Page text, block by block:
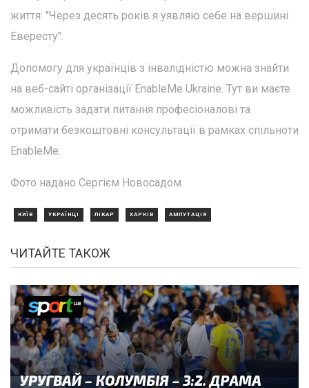
життя: "Через десять років я уявляю себе на вершині
Евересту".
Допомогу для українців з інвалідністю можна знайти
на веб-сайті організації EnableMe Ukraine. Тут ви маєте
можливість задати питання професіоналові та
отримати безкоштовні консультації в рамках спільноти
EnableMe.
Фото надано Сергієм Новосадом
КИЇВ УКРАЇНЦІ ЛІКАР ХАРКІВ АМПУТАЦІЯ
ЧИТАЙТЕ ТАКОЖ